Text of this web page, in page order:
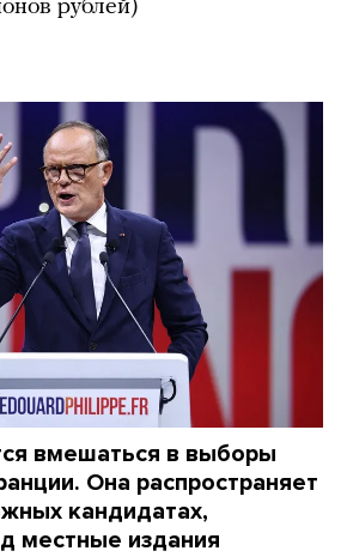
рублей)
вмешаться в выборы
Она распространяет
кандидатах,
местные издания